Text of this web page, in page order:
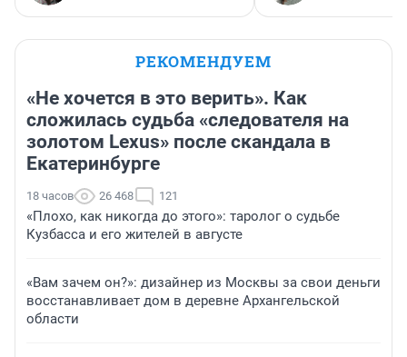
РЕКОМЕНДУЕМ
«Не хочется в это верить». Как
сложилась судьба «следователя на
золотом Lexus» после скандала в
Екатеринбурге
18 часов 26 468 121
«Плохо, как никогда до этого»: таролог о судьбе
Кузбасса и его жителей в августе
«Вам зачем он?»: дизайнер из Москвы за свои деньги
восстанавливает дом в деревне Архангельской
области